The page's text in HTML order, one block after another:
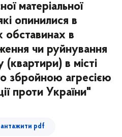
матеріальної
опинилися в
обставинах в
чи руйнування
в місті
збройною агресією
проти України"
pdf